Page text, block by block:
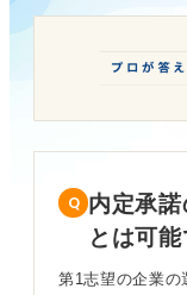
内定承
とは可
第1志望の企業の